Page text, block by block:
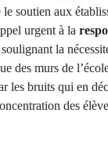
soutien aux
urgent à la
la
des murs de
les bruits qui en
des